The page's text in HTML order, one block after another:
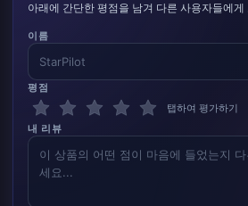
아래에 간단한 평점을 남겨 다른 사용자들에게
이름
평점
탭하여 평가하기
내 리뷰